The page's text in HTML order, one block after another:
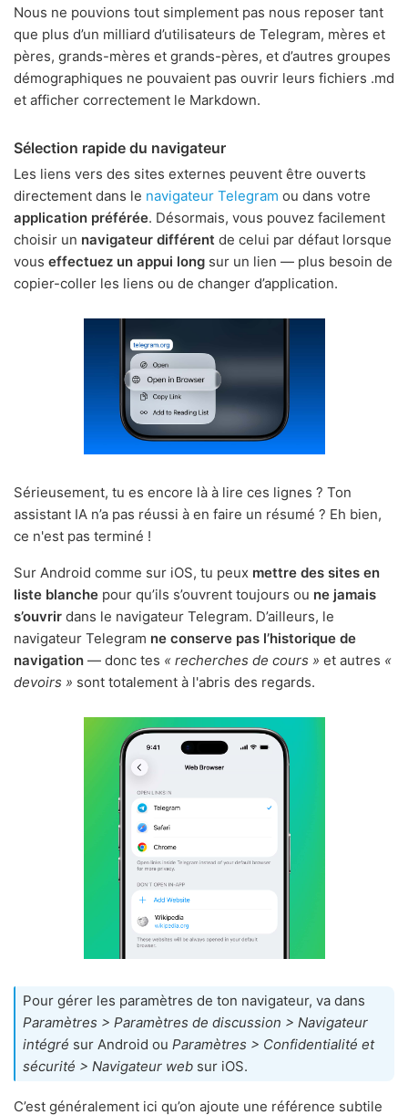
Nous ne pouvions tout simplement pas nous reposer tant
que plus d’un milliard d’utilisateurs de Telegram, mères et
pères, grands-mères et grands-pères, et d’autres groupes
démographiques ne pouvaient pas ouvrir leurs fichiers .md
et afficher correctement le Markdown.
Sélection rapide du navigateur
Les liens vers des sites externes peuvent être ouverts
directement dans le navigateur Telegram ou dans votre
application préférée. Désormais, vous pouvez facilement
choisir un navigateur différent de celui par défaut lorsque
vous effectuez un appui long sur un lien — plus besoin de
copier-coller les liens ou de changer d’application.
Sérieusement, tu es encore là à lire ces lignes ? Ton
assistant IA n’a pas réussi à en faire un résumé ? Eh bien,
ce n'est pas terminé !
Sur Android comme sur iOS, tu peux mettre des sites en
liste blanche pour qu’ils s’ouvrent toujours ou ne jamais
s’ouvrir dans le navigateur Telegram. D’ailleurs, le
navigateur Telegram ne conserve pas l’historique de
navigation — donc tes « recherches de cours » et autres «
devoirs » sont totalement à l'abris des regards.
Pour gérer les paramètres de ton navigateur, va dans
Paramètres > Paramètres de discussion > Navigateur
intégré sur Android ou Paramètres > Confidentialité et
sécurité > Navigateur web sur iOS.
C’est généralement ici qu’on ajoute une référence subtile